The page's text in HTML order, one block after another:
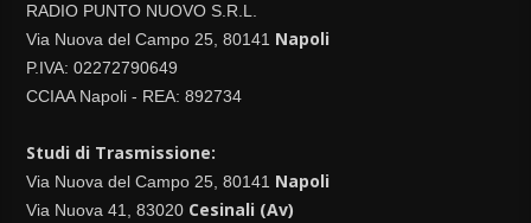
RADIO PUNTO NUOVO S.R.L.
Via Nuova del Campo 25, 80141 Napoli
P.IVA: 02272790649
CCIAA Napoli - REA: 892734
Studi di Trasmissione:
Via Nuova del Campo 25, 80141 Napoli
Via Nuova 41, 83020 Cesinali (Av)